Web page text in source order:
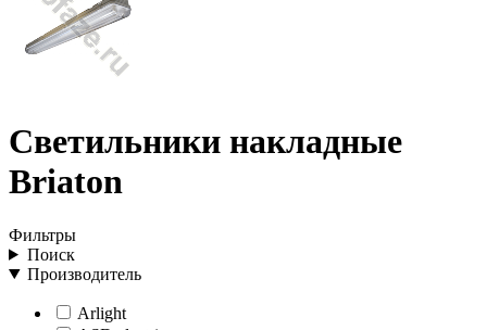
Светильники накладные
Briaton
Фильтры
Поиск
Производитель
Arlight